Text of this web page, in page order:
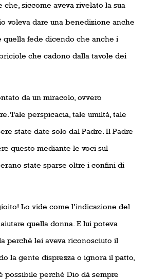
che, siccome aveva rivelato la sua
voleva dare una benedizione anche
quella fede dicendo che anche i
che cadono dalla tavole dei
da un miracolo, ovvero
Tale perspicacia, tale umiltà, tale
state date solo dal Padre. Il Padre
questo mediante le voci sul
state sparse oltre i confini di
Lo vide come l’indicazione del
quella donna. E lui poteva
perché lei aveva riconosciuto il
la gente disprezza o ignora il patto,
possibile perché Dio dà sempre